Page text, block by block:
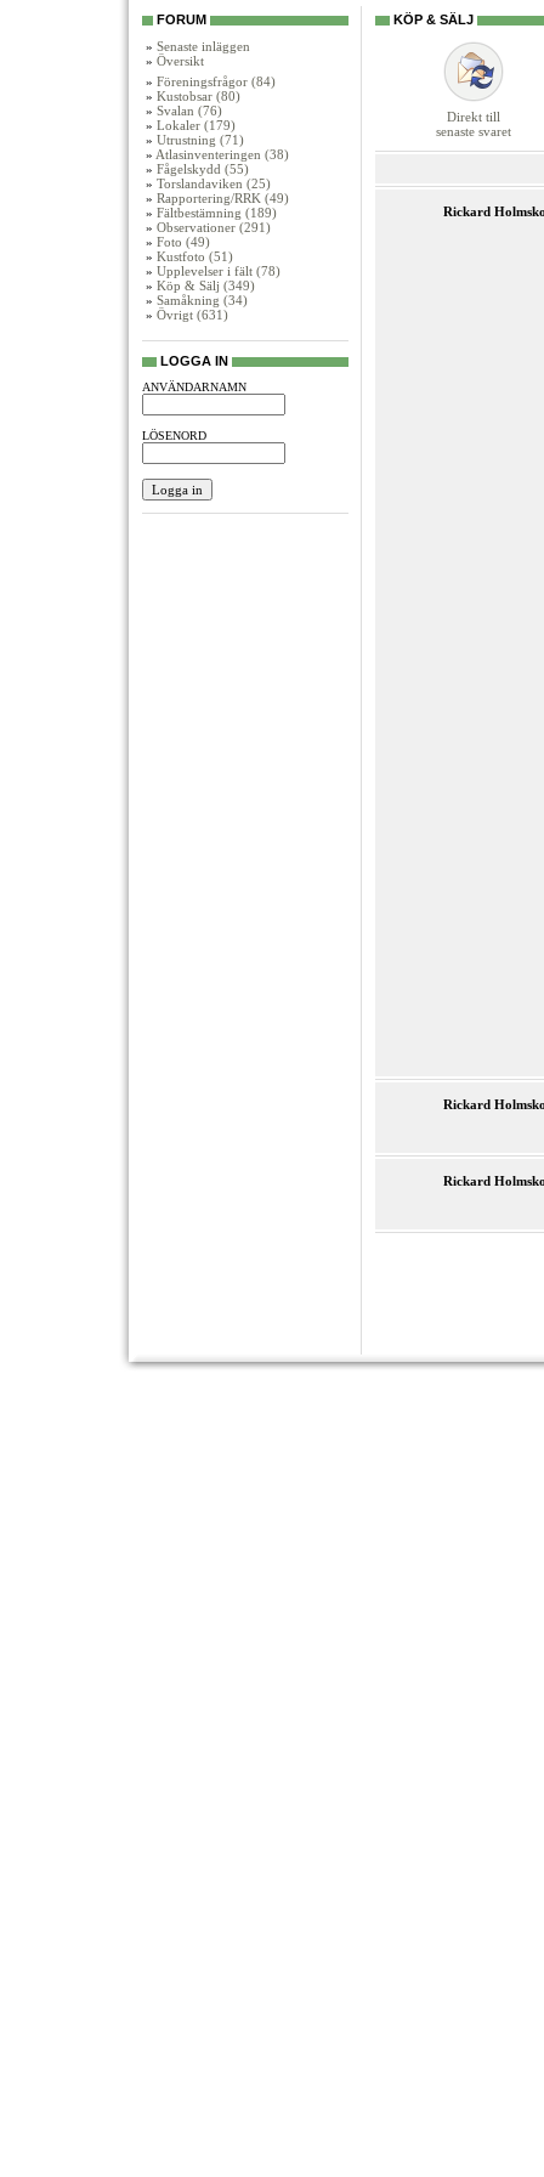
FORUM
» Senaste inläggen
» Översikt
» Föreningsfrågor (84)
» Kustobsar (80)
» Svalan (76)
» Lokaler (179)
» Utrustning (71)
» Atlasinventeringen (38)
» Fågelskydd (55)
» Torslandaviken (25)
» Rapportering/RRK (49)
» Fältbestämning (189)
» Observationer (291)
» Foto (49)
» Kustfoto (51)
» Upplevelser i fält (78)
» Köp & Sälj (349)
» Samåkning (34)
» Övrigt (631)
LOGGA IN
ANVÄNDARNAMN
LÖSENORD
KÖP & SÄLJ
Direkt till
senaste svaret
Rickard
Rickard
Rickard